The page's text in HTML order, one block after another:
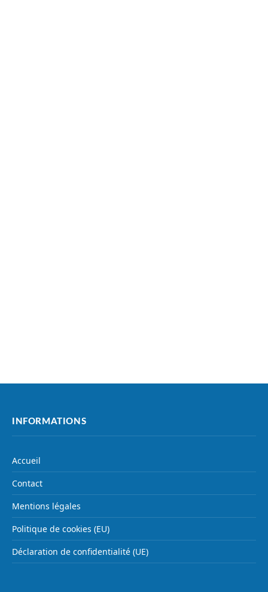
INFORMATIONS
Accueil
Contact
Mentions légales
Politique de cookies (EU)
Déclaration de confidentialité (UE)